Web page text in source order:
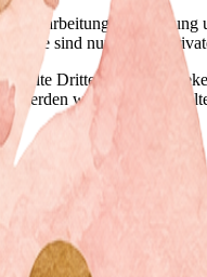
Bearbeitung,
sind nur für den
Dritter als solche
werden wir derartige